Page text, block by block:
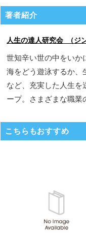
著者紹介
人生の達人研究会 （ジ
世知辛い世の中をいか
海をどう遊泳するか
など、充実した人生を
ープ。さまざまな職業
こちらもおすすめ